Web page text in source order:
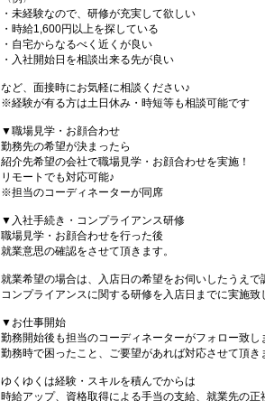
・未経験なので、研修が充実して欲しい
・時給1,600円以上を探している
・自宅からなるべく近くが良い
・入社開始日を相談出来る先が良い
など、面接時にお気軽に相談ください♪
※経験が有る方は土日休み・時短等も相談可能です
▼職場見学・お顔合わせ
勤務先の希望が決まったら
紹介先希望の会社で職場見学・お顔合わせを実施！
リモートでも対応可能♪
※担当のコーディネーターが同席
▼入社手続き・コンプライアンス研修
職場見学・お顔合わせを行った後
就業意思の確認をさせて頂きます。
就業希望の場合は、入店日の希望をお伺いしたうえで
コンプライアンスに関する研修を入店日までに実施致
▼お仕事開始
勤務開始後も担当のコーディネーターがフォロー致し
勤務時で困ったこと、ご要望があれば対応させて頂き
ゆくゆくは経験・スキルを積んでからは
時給アップ、資格取得による手当の支給、就業先の正